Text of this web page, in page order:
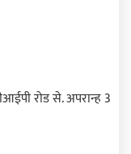
रोड से. अपरान्ह 3